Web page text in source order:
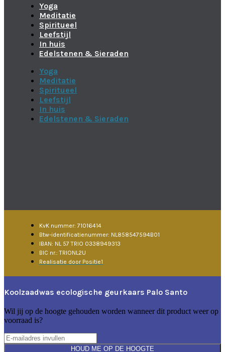
Yoga
Meditatie
Spiritueel
Leefstijl
In huis
Edelstenen & Sieraden
Yoga
Meditatie
Spiritueel
Leefstijl
In huis
Edelstenen & Sieraden
KvK nummer: 71016414
Btw-identificatienummer: NL858547594B01
IBAN: NL 57 TRIO 0338949313
BIC nr.: TRIONL2U
Realisatie door Positie1
Koolzaadwas ecologische geurkaars Palo Santo
Wil jij op de hoogte gehouden worden wanneer dit product weer op
voorraad is?
HOUD ME OP DE HOOGTE